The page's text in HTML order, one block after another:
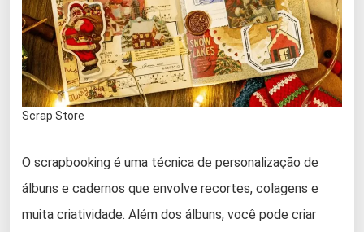
Scrap Store
O scrapbooking é uma técnica de personalização de
álbuns e cadernos que envolve recortes, colagens e
muita criatividade. Além dos álbuns, você pode criar